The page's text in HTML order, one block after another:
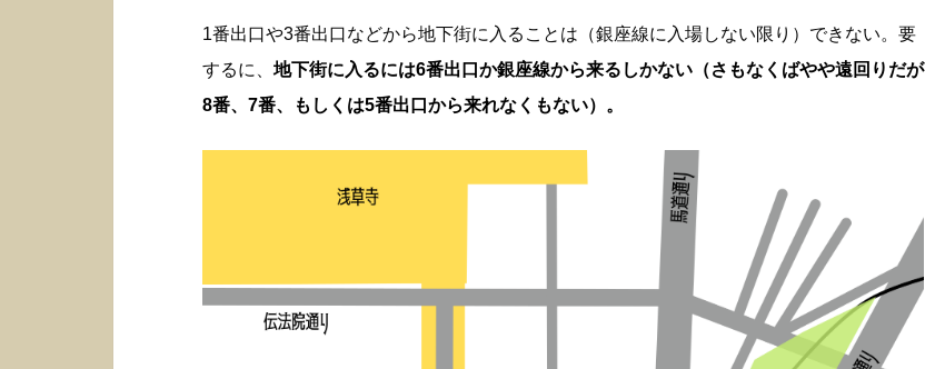
1番出口や3番出口などから地下街に入ることは（銀座線に入場しない限り）できない。要
するに、 地下街に入るには6番出口か銀座線から来るしかない（さもなくばやや遠回りだが
8番、7番、もしくは5番出口から来れなくもない）。